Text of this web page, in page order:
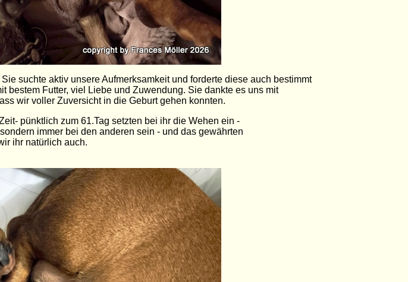
suchte aktiv unsere Aufmerksamkeit und forderte diese auch bestimmt
bestem Futter, viel Liebe und Zuwendung. Sie dankte es uns mit
wir voller Zuversicht in die Geburt gehen konnten.
pünktlich zum 61.Tag setzten bei ihr die Wehen ein -
immer bei den anderen sein - und das gewährten
ihr natürlich auch.